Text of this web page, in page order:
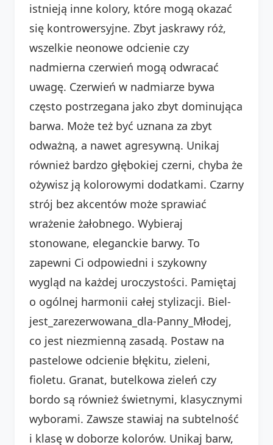
istnieją inne kolory, które mogą okazać
się kontrowersyjne. Zbyt jaskrawy róż,
wszelkie neonowe odcienie czy
nadmierna czerwień mogą odwracać
uwagę. Czerwień w nadmiarze bywa
często postrzegana jako zbyt dominująca
barwa. Może też być uznana za zbyt
odważną, a nawet agresywną. Unikaj
również bardzo głębokiej czerni, chyba że
ożywisz ją kolorowymi dodatkami. Czarny
strój bez akcentów może sprawiać
wrażenie żałobnego. Wybieraj
stonowane, eleganckie barwy. To
zapewni Ci odpowiedni i szykowny
wygląd na każdej uroczystości. Pamiętaj
o ogólnej harmonii całej stylizacji. Biel-
jest_zarezerwowana_dla-Panny_Młodej,
co jest niezmienną zasadą. Postaw na
pastelowe odcienie błękitu, zieleni,
fioletu. Granat, butelkowa zieleń czy
bordo są również świetnymi, klasycznymi
wyborami. Zawsze stawiaj na subtelność
i klasę w doborze kolorów. Unikaj barw,